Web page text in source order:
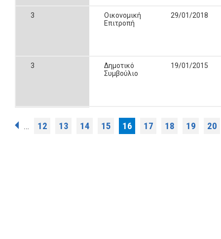
3
Οικονομική
Επιτροπή
29/01/2018
3
Δημοτικό
Συμβούλιο
19/01/2015
Σελίδες
… 12 13 14 15 16 17 18 19 20